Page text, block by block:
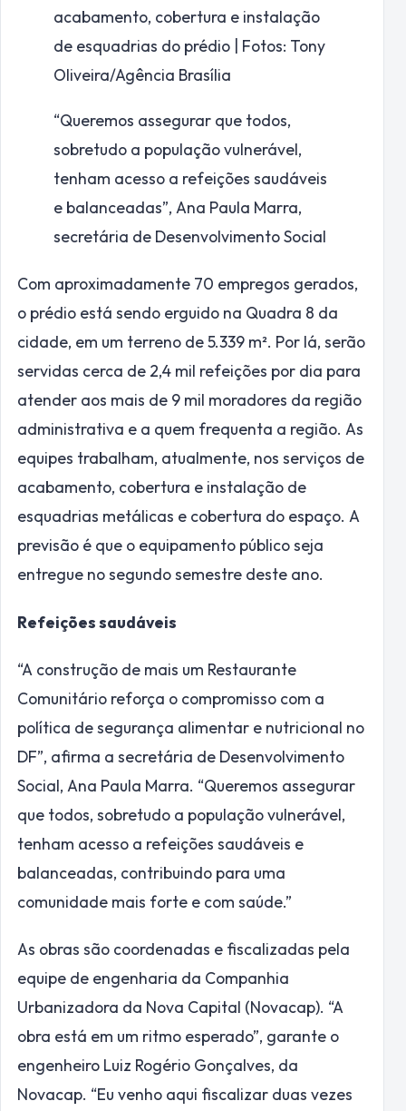
acabamento, cobertura e instalação
de esquadrias do prédio | Fotos: Tony
Oliveira/Agência Brasília
“Queremos assegurar que todos,
sobretudo a população vulnerável,
tenham acesso a refeições saudáveis
e balanceadas”, Ana Paula Marra,
secretária de Desenvolvimento Social
Com aproximadamente 70 empregos gerados,
o prédio está sendo erguido na Quadra 8 da
cidade, em um terreno de 5.339 m². Por lá, serão
servidas cerca de 2,4 mil refeições por dia para
atender aos mais de 9 mil moradores da região
administrativa e a quem frequenta a região. As
equipes trabalham, atualmente, nos serviços de
acabamento, cobertura e instalação de
esquadrias metálicas e cobertura do espaço. A
previsão é que o equipamento público seja
entregue no segundo semestre deste ano.
Refeições saudáveis
“A construção de mais um Restaurante
Comunitário reforça o compromisso com a
política de segurança alimentar e nutricional no
DF”, afirma a secretária de Desenvolvimento
Social, Ana Paula Marra. “Queremos assegurar
que todos, sobretudo a população vulnerável,
tenham acesso a refeições saudáveis e
balanceadas, contribuindo para uma
comunidade mais forte e com saúde.”
As obras são coordenadas e fiscalizadas pela
equipe de engenharia da Companhia
Urbanizadora da Nova Capital (Novacap). “A
obra está em um ritmo esperado”, garante o
engenheiro Luiz Rogério Gonçalves, da
Novacap. “Eu venho aqui fiscalizar duas vezes